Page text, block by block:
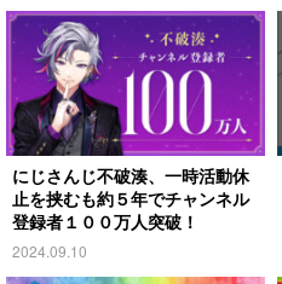
にじさんじ不破湊、一時活動休
止を挟むも約５年でチャンネル
登録者１００万人突破！
2024.09.10